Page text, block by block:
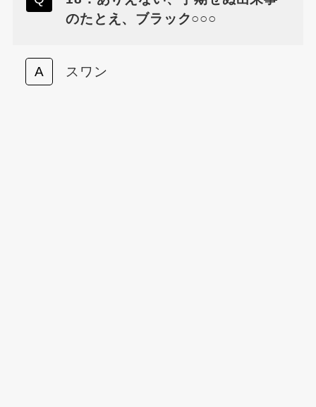
のたとえ、ブラック○○○
スワン